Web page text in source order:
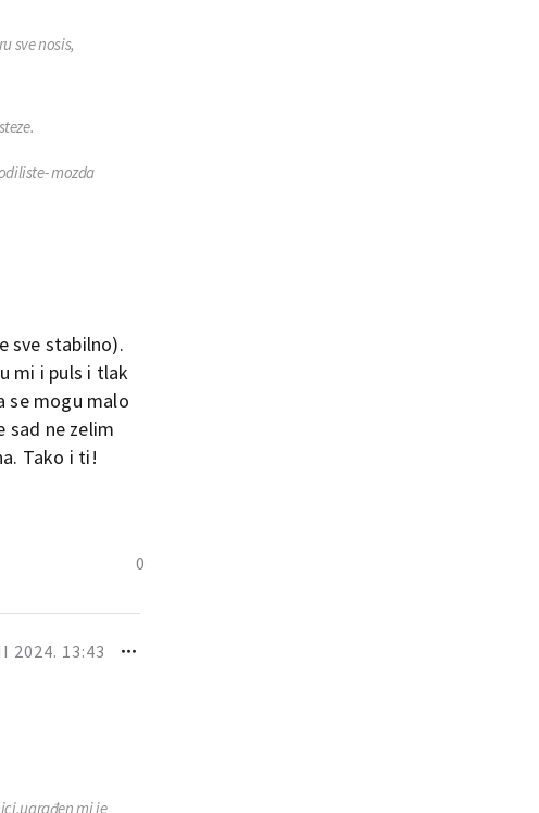
sve nosis,
mozda
sve stabilno).
mi i puls i tlak
se mogu malo
sad ne zelim
Tako i ti!
0
2024. 13:43
mi je